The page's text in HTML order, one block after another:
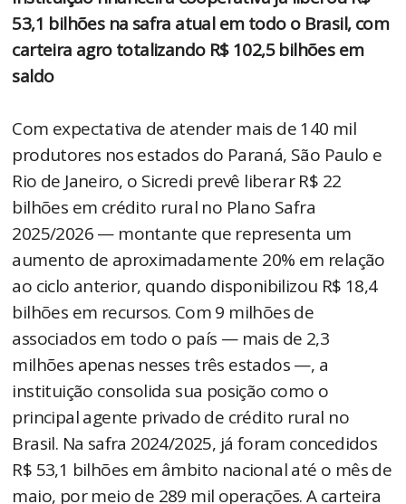
53,1 bilhões na safra atual em todo o Brasil, com
carteira agro totalizando R$ 102,5 bilhões em
saldo
Com expectativa de atender mais de 140 mil
produtores nos estados do Paraná, São Paulo e
Rio de Janeiro, o Sicredi prevê liberar R$ 22
bilhões em crédito rural no Plano Safra
2025/2026 — montante que representa um
aumento de aproximadamente 20% em relação
ao ciclo anterior, quando disponibilizou R$ 18,4
bilhões em recursos. Com 9 milhões de
associados em todo o país — mais de 2,3
milhões apenas nesses três estados —, a
instituição consolida sua posição como o
principal agente privado de crédito rural no
Brasil. Na safra 2024/2025, já foram concedidos
R$ 53,1 bilhões em âmbito nacional até o mês de
maio, por meio de 289 mil operações. A carteira